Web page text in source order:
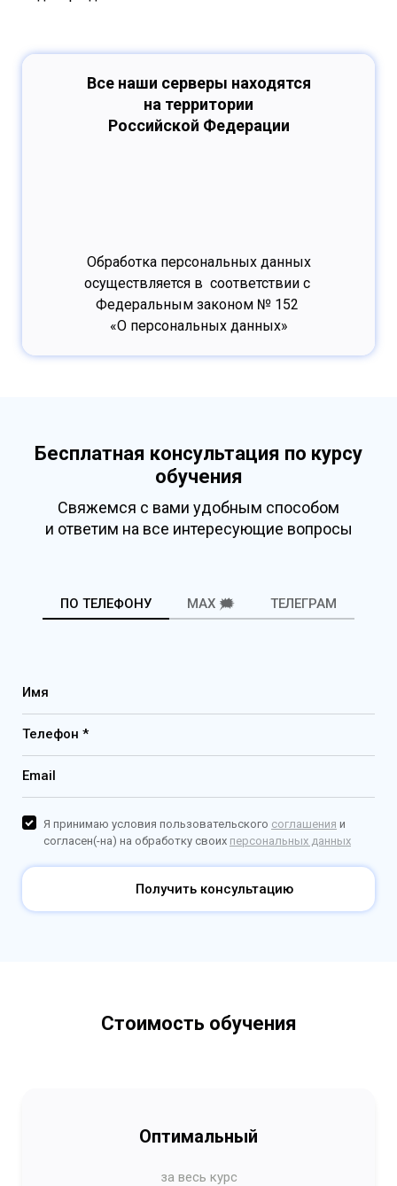
Все наши серверы находятся
на территории
Российской Федерации
Обработка персональных данных
осуществляется в соответствии с
Федеральным законом № 152
«О персональных данных»
Бесплатная консультация по курсу
обучения
Свяжемся с вами удобным способом
и ответим на все интересующие вопросы
ПО ТЕЛЕФОНУ MAX 🗯️ ТЕЛЕГРАМ
Имя
Телефон *
Email
Получить консультацию
Я принимаю условия пользовательского соглашения и
согласен(-на) на обработку своих персональных данных
Стоимость обучения
Оптимальный
за весь курс